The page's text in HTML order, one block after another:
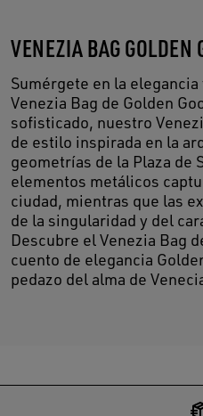
VENEZIA BAG GOLDEN
Sumérgete en la
Venezia Bag de Golden
sofisticado, nuestro
de estilo inspirada en la
geometrías de la Plaza de
elementos metálicos
ciudad, mientras que las
de la singularidad y del
Descubre el Venezia Bag
cuento de elegancia
pedazo del alma de